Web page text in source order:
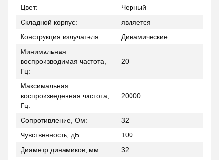
Цвет:
Черный
Складной корпус:
является
Конструкция излучателя:
Динамические
Минимальная
воспроизводимая частота,
Гц:
20
Максимальная
воспроизведенная частота,
Гц:
20000
Сопротивление, Ом:
32
Чувственность, дБ:
100
Диаметр динамиков, мм:
32